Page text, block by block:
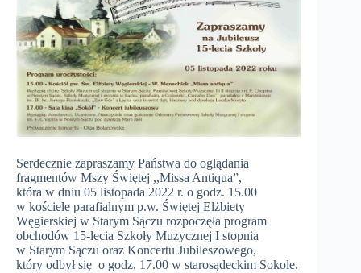
Serdecznie zapraszamy Państwa do oglądania
fragmentów Mszy Świętej ,,Missa Antiqua”,
która w dniu 05 listopada 2022 r. o godz. 15.00
w kościele parafialnym p.w. Świętej Elżbiety
Węgierskiej w Starym Sączu rozpoczęła program
obchodów 15-lecia Szkoły Muzycznej I stopnia
w Starym Sączu oraz Koncertu Jubileszowego,
który odbył się o godz. 17.00 w starosądeckim Sokole.